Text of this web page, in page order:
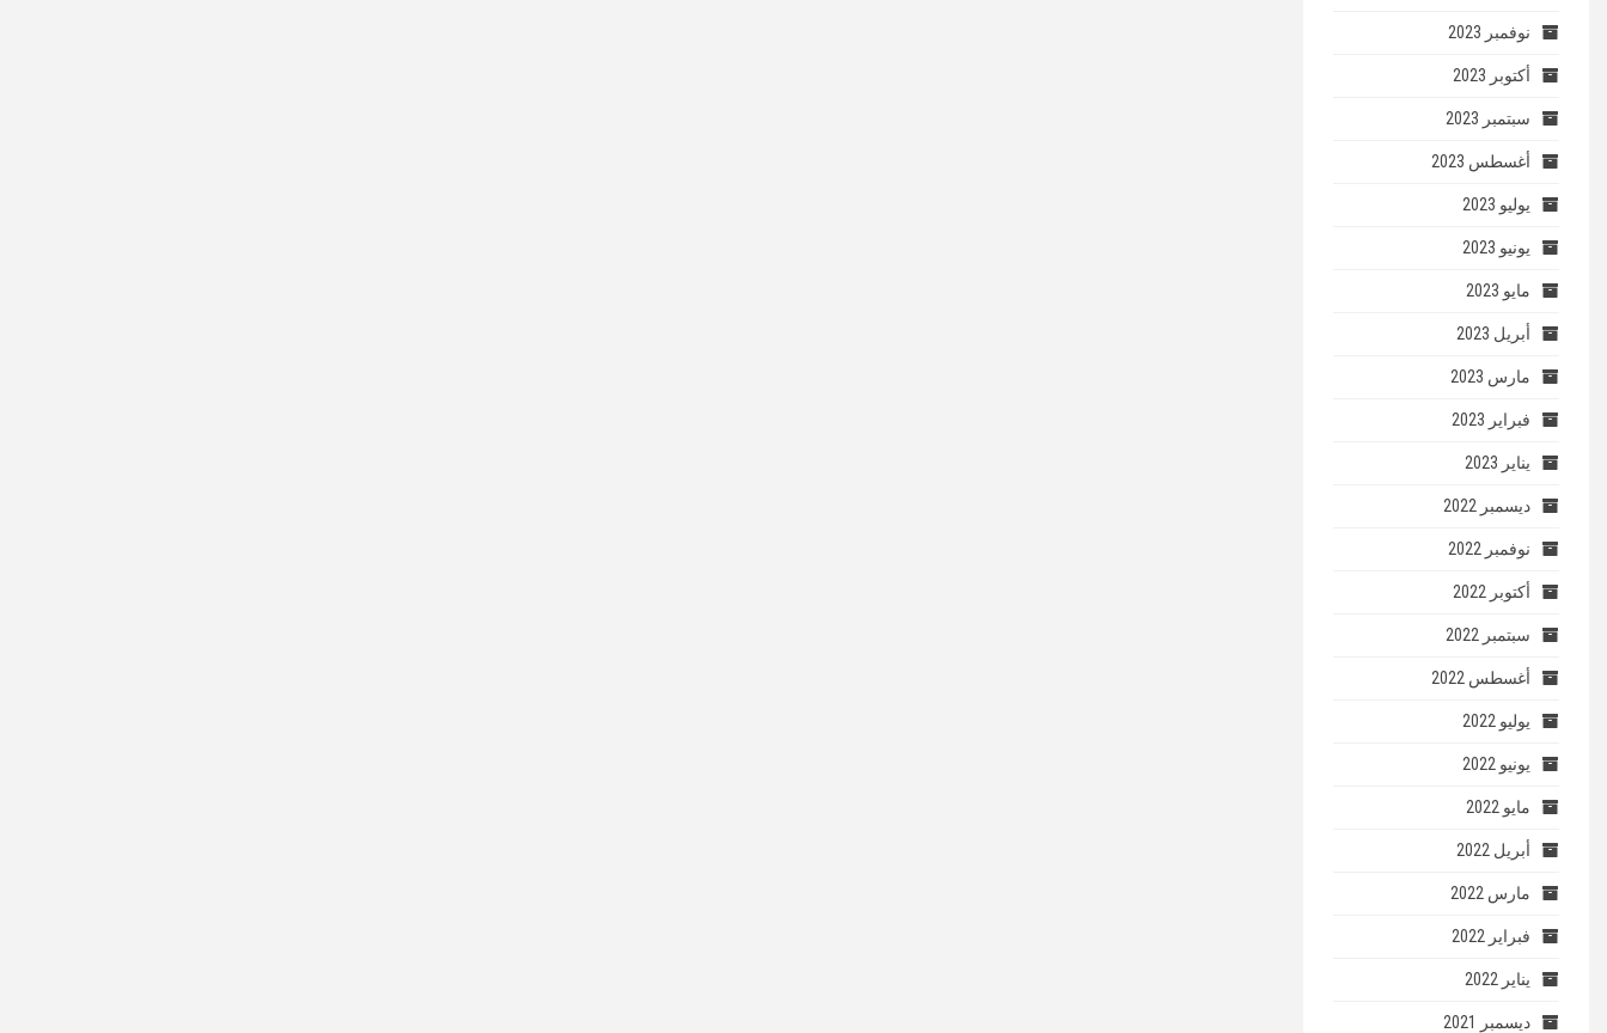
نوفمبر 2023
أكتوبر 2023
سبتمبر 2023
أغسطس 2023
يوليو 2023
يونيو 2023
مايو 2023
أبريل 2023
مارس 2023
فبراير 2023
يناير 2023
ديسمبر 2022
نوفمبر 2022
أكتوبر 2022
سبتمبر 2022
أغسطس 2022
يوليو 2022
يونيو 2022
مايو 2022
أبريل 2022
مارس 2022
فبراير 2022
يناير 2022
ديسمبر 2021